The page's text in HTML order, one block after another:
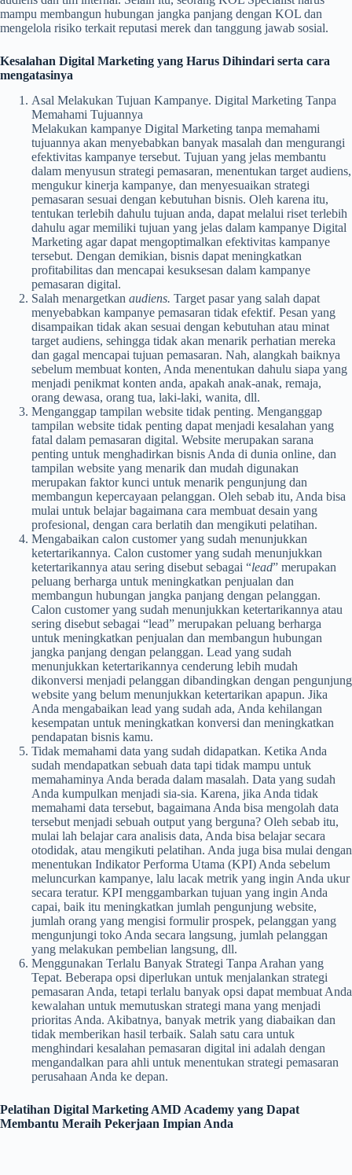
mampu membangun hubungan jangka panjang dengan KOL dan
mengelola risiko terkait reputasi merek dan tanggung jawab sosial.
Kesalahan Digital Marketing yang Harus Dihindari serta cara
mengatasinya
Asal Melakukan Tujuan Kampanye. Digital Marketing Tanpa
Memahami Tujuannya
Melakukan kampanye Digital Marketing tanpa memahami
tujuannya akan menyebabkan banyak masalah dan mengurangi
efektivitas kampanye tersebut. Tujuan yang jelas membantu
dalam menyusun strategi pemasaran, menentukan target audiens,
mengukur kinerja kampanye, dan menyesuaikan strategi
pemasaran sesuai dengan kebutuhan bisnis. Oleh karena itu,
tentukan terlebih dahulu tujuan anda, dapat melalui riset terlebih
dahulu agar memiliki tujuan yang jelas dalam kampanye Digital
Marketing agar dapat mengoptimalkan efektivitas kampanye
tersebut. Dengan demikian, bisnis dapat meningkatkan
profitabilitas dan mencapai kesuksesan dalam kampanye
pemasaran digital.
Salah menargetkan audiens. Target pasar yang salah dapat
menyebabkan kampanye pemasaran tidak efektif. Pesan yang
disampaikan tidak akan sesuai dengan kebutuhan atau minat
target audiens, sehingga tidak akan menarik perhatian mereka
dan gagal mencapai tujuan pemasaran. Nah, alangkah baiknya
sebelum membuat konten, Anda menentukan dahulu siapa yang
menjadi penikmat konten anda, apakah anak-anak, remaja,
orang dewasa, orang tua, laki-laki, wanita, dll.
Menganggap tampilan website tidak penting. Menganggap
tampilan website tidak penting dapat menjadi kesalahan yang
fatal dalam pemasaran digital. Website merupakan sarana
penting untuk menghadirkan bisnis Anda di dunia online, dan
tampilan website yang menarik dan mudah digunakan
merupakan faktor kunci untuk menarik pengunjung dan
membangun kepercayaan pelanggan. Oleh sebab itu, Anda bisa
mulai untuk belajar bagaimana cara membuat desain yang
profesional, dengan cara berlatih dan mengikuti pelatihan.
Mengabaikan calon customer yang sudah menunjukkan
ketertarikannya. Calon customer yang sudah menunjukkan
ketertarikannya atau sering disebut sebagai “lead” merupakan
peluang berharga untuk meningkatkan penjualan dan
membangun hubungan jangka panjang dengan pelanggan.
Calon customer yang sudah menunjukkan ketertarikannya atau
sering disebut sebagai “lead” merupakan peluang berharga
untuk meningkatkan penjualan dan membangun hubungan
jangka panjang dengan pelanggan. Lead yang sudah
menunjukkan ketertarikannya cenderung lebih mudah
dikonversi menjadi pelanggan dibandingkan dengan pengunjung
website yang belum menunjukkan ketertarikan apapun. Jika
Anda mengabaikan lead yang sudah ada, Anda kehilangan
kesempatan untuk meningkatkan konversi dan meningkatkan
pendapatan bisnis kamu.
Tidak memahami data yang sudah didapatkan. Ketika Anda
sudah mendapatkan sebuah data tapi tidak mampu untuk
memahaminya Anda berada dalam masalah. Data yang sudah
Anda kumpulkan menjadi sia-sia. Karena, jika Anda tidak
memahami data tersebut, bagaimana Anda bisa mengolah data
tersebut menjadi sebuah output yang berguna? Oleh sebab itu,
mulai lah belajar cara analisis data, Anda bisa belajar secara
otodidak, atau mengikuti pelatihan. Anda juga bisa mulai dengan
menentukan Indikator Performa Utama (KPI) Anda sebelum
meluncurkan kampanye, lalu lacak metrik yang ingin Anda ukur
secara teratur. KPI menggambarkan tujuan yang ingin Anda
capai, baik itu meningkatkan jumlah pengunjung website,
jumlah orang yang mengisi formulir prospek, pelanggan yang
mengunjungi toko Anda secara langsung, jumlah pelanggan
yang melakukan pembelian langsung, dll.
Menggunakan Terlalu Banyak Strategi Tanpa Arahan yang
Tepat. Beberapa opsi diperlukan untuk menjalankan strategi
pemasaran Anda, tetapi terlalu banyak opsi dapat membuat Anda
kewalahan untuk memutuskan strategi mana yang menjadi
prioritas Anda. Akibatnya, banyak metrik yang diabaikan dan
tidak memberikan hasil terbaik. Salah satu cara untuk
menghindari kesalahan pemasaran digital ini adalah dengan
mengandalkan para ahli untuk menentukan strategi pemasaran
perusahaan Anda ke depan.
Pelatihan Digital Marketing AMD Academy yang Dapat
Membantu Meraih Pekerjaan Impian Anda